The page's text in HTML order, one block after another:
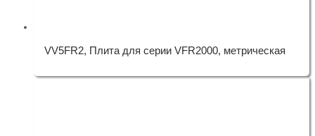
VV5FR2, Плита для серии VFR2000, метрическая